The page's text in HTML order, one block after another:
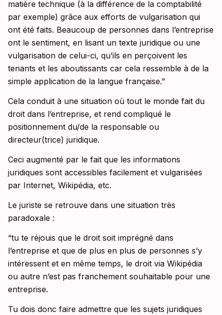
matière technique (à la différence de la comptabilité
par exemple) grâce aux efforts de vulgarisation qui
ont été faits. Beaucoup de personnes dans l’entreprise
ont le sentiment, en lisant un texte juridique ou une
vulgarisation de celui-ci, qu’ils en perçoivent les
tenants et les aboutissants car cela ressemble à de la
simple application de la langue française.”
Cela conduit à une situation où tout le monde fait du
droit dans l’entreprise, et rend compliqué le
positionnement du/de la responsable ou
directeur(trice) juridique.
Ceci augmenté par le fait que les informations
juridiques sont accessibles facilement et vulgarisées
par Internet, Wikipédia, etc.
Le juriste se retrouve dans une situation très
paradoxale :
“tu te réjouis que le droit soit imprégné dans
l’entreprise et que de plus en plus de personnes s’y
intéressent et en même temps, le droit via Wikipédia
ou autre n’est pas franchement souhaitable pour une
entreprise.
Tu dois donc faire admettre que les sujets juridiques